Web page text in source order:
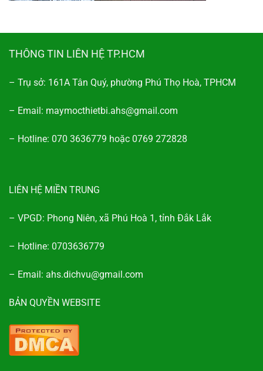
THÔNG TIN LIÊN HỆ TP.HCM
– Trụ sở: 161A Tân Quý, phường Phú Thọ Hoà, TPHCM
– Email: maymocthietbi.ahs@gmail.com
– Hotline: 070 3636779 hoặc 0769 272828
LIÊN HỆ MIỀN TRUNG
– VPGD: Phong Niên, xã Phú Hoà 1, tỉnh Đắk Lắk
– Hotline: 0703636779
– Email: ahs.dichvu@gmail.com
BẢN QUYỀN WEBSITE